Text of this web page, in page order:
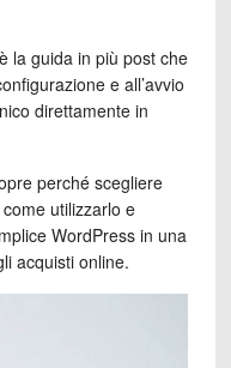
la guida in più post che
e all’avvio
direttamente in
perché scegliere
utilizzarlo e
WordPress in una
acquisti online.